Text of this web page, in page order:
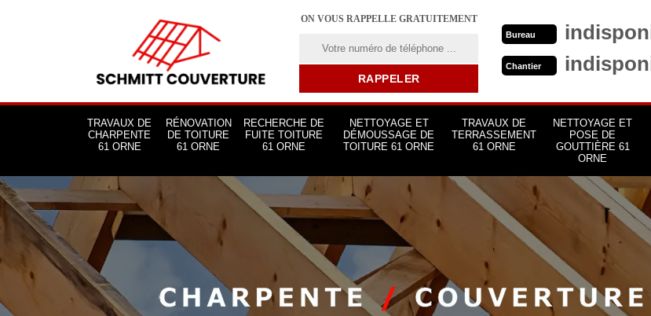
ON VOUS RAPPELLE GRATUITEMENT
Bureau
Chantier
TRAVAUX DE
CHARPENTE
61 ORNE
RÉNOVATION
DE TOITURE
61 ORNE
RECHERCHE DE
FUITE TOITURE
61 ORNE
NETTOYAGE ET
DÉMOUSSAGE DE
TOITURE 61 ORNE
TRAVAUX DE
TERRASSEMENT
61 ORNE
NETTOYAGE ET
POSE DE
GOUTTIÈRE 61
ORNE